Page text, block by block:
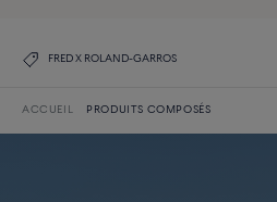
FRED X ROLAND-GARROS
ACCUEIL PRODUITS COMPOSÉS